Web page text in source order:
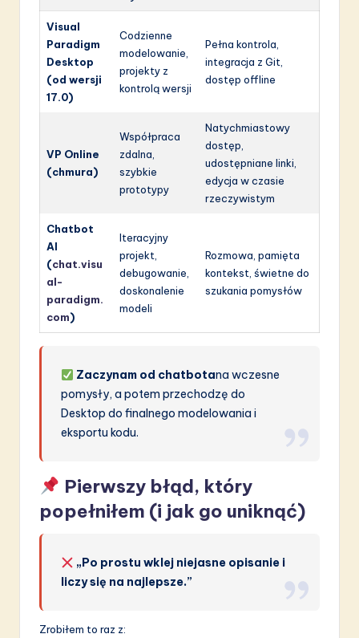
Visual
Paradigm
Desktop
(od wersji
17.0)
Codzienne
modelowanie,
projekty z
kontrolą wersji
Pełna kontrola,
integracja z Git,
dostęp offline
VP Online
(chmura)
Współpraca
zdalna,
szybkie
prototypy
Natychmiastowy
dostęp,
udostępniane linki,
edycja w czasie
rzeczywistym
Chatbot
AI
(chat.visu
al-
paradigm.
com)
Iteracyjny
projekt,
debugowanie,
doskonalenie
modeli
Rozmowa, pamięta
kontekst, świetne do
szukania pomysłów
Zaczynam od chatbotana wczesne
pomysły, a potem przechodzę do
Desktop do finalnego modelowania i
eksportu kodu.
Pierwszy błąd, który
popełniłem (i jak go uniknąć)
„Po prostu wklej niejasne opisanie i
liczy się na najlepsze.”
Zrobiłem to raz z: